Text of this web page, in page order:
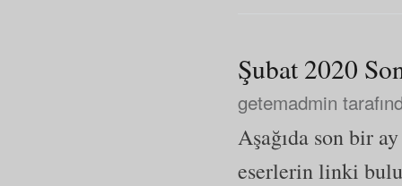
Şubat 2020
getemadmin
Aşağıda son bir
eserlerin linki